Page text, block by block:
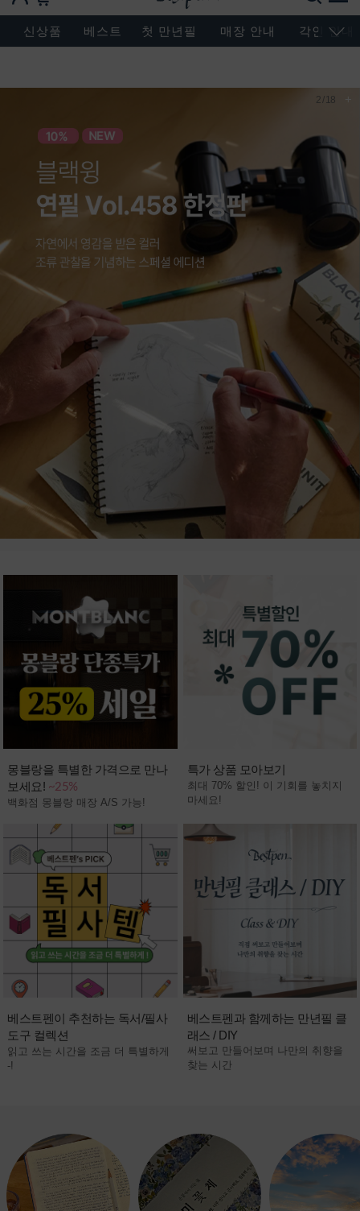
BESEN MASTERPIECE, SINCE 2004
신상품 베스트 첫 만년필 매장 안내 각인 안내
3/18 +
몽블랑을 특별한 가격으로 만나
보세요! ~25%
백화점 몽블랑 매장 A/S 가능!
특가 상품 모아보기
최대 70% 할인! 이 기회를 놓치지
마세요!
베스트펜이 추천하는 독서/필사
도구 컬렉션
읽고 쓰는 시간을 조금 더 특별하게
-!
베스트펜과 함께하는 만년필 클
래스 / DIY
써보고 만들어보며 나만의 취향을
찾는 시간